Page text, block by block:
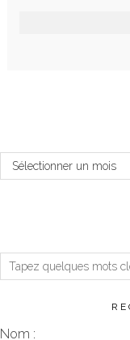
Archives
Nom :